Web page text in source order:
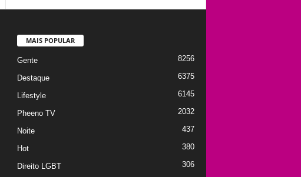
MAIS POPULAR
Gente 8256
Destaque 6375
Lifestyle 6145
Pheeno TV 2032
Noite 437
Hot 380
Direito LGBT 306